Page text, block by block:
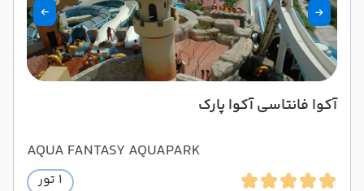
آکوا فانتاسی آکوا پارک
AQUA FANTASY AQUAPARK
1 تور